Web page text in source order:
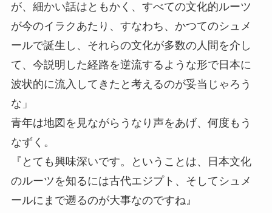
が、細かい話はともかく、すべての文化的ルーツ
が今のイラクあたり、すなわち、かつてのシュメ
ールで誕生し、それらの文化が多数の人間を介し
て、今説明した経路を逆流するような形で日本に
波状的に流入してきたと考えるのが妥当じゃろう
な」
青年は地図を見ながらうなり声をあげ、何度もう
なずく。
『とても興味深いです。ということは、日本文化
のルーツを知るには古代エジプト、そしてシュメ
ールにまで遡るのが大事なのですね』